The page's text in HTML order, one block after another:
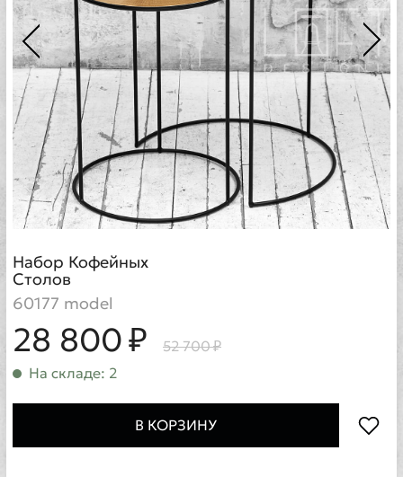
Набор Кофейных
Столов
60177 model
28 800 ₽
52 700 ₽
На складе: 2
В КОРЗИНУ